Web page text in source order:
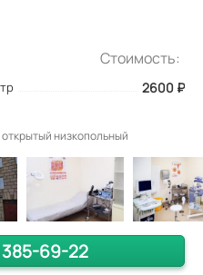
Стоимость:
2600 ₽
низкопольный
385-69-22